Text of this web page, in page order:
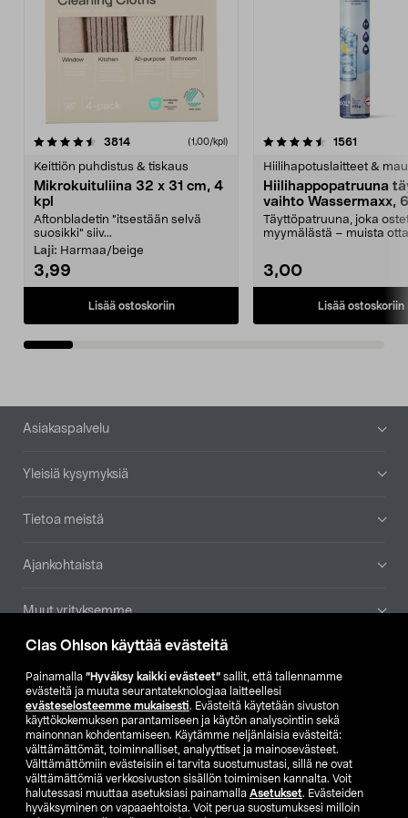
Clas Ohlson käyttää evästeitä
Painamalla ”Hyväksy kaikki evästeet” sallit, että tallennamme
evästeitä ja muuta seurantateknologiaa laitteellesi
evästeselosteemme mukaisesti. Evästeitä käytetään sivuston
käyttökokemuksen parantamiseen ja käytön analysointiin sekä
mainonnan kohdentamiseen. Käytämme neljänlaisia evästeitä:
välttämättömät, toiminnalliset, analyyttiset ja mainosevästeet.
Välttämättömiin evästeisiin ei tarvita suostumustasi, sillä ne ovat
välttämättömiä verkkosivuston sisällön toimimisen kannalta. Voit
halutessasi muuttaa asetuksiasi painamalla Asetukset. Evästeiden
hyväksyminen on vapaaehtoista. Voit perua suostumuksesi milloin
3814arvostelut (1,00/kpl)
Keittiön puhdistus & tiskaus
Mikrokuituliina 32 x 31 cm, 4
kpl
Aftonbladetin "itsestään selvä
suosikki" siiv...
Laji: Harmaa/beige
3,99
Lisää ostoskoriin
4.5viidestä
1561
Hiilihapotuslaitteet &
Hiilihappopatruuna
vaihto Wassermaxx,
Täyttöpatruuna, joka
myymälästä – muista
3,00
Lisää ostoskoriin
4.5viidestä
Alatunniste
Asiakaspalvelu
Yleisiä kysymyksiä
Tietoa meistä
Ajankohtaista
Muut yrityksemme
Etsi myymälä
SE NO FI
FI SV